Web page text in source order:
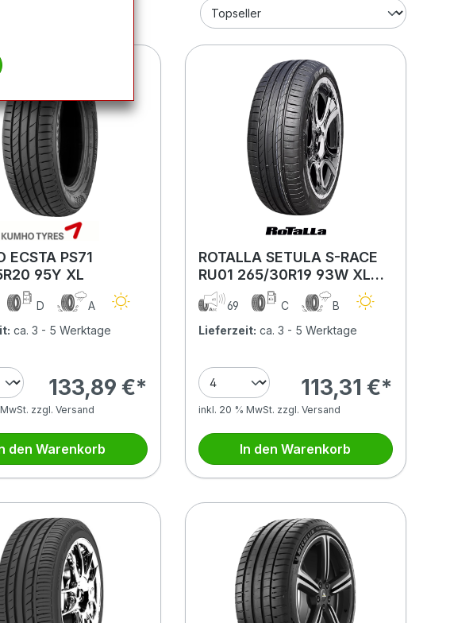
ECSTA PS71
95Y XL
D
A
ca. 3 - 5 Werktage
133,89 €*
zzgl. Versand
den Warenkorb
ROTALLA SETULA S-RACE
RU01 265/30R19 93W XL
MFS BSW
69 C
B
Lieferzeit: ca. 3 - 5 Werktage
113,31 €*
inkl. 20 % MwSt. zzgl. Versand
In den Warenkorb